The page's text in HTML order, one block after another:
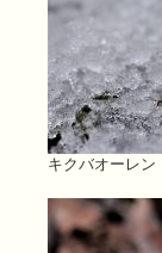
キクバオーレン